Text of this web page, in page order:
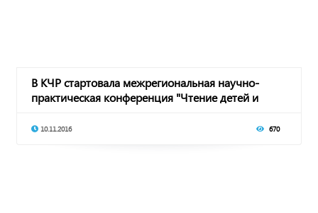
В КЧР стартовала межрегиональная научно-
практическая конференция "Чтение детей и
10.11.2016 670